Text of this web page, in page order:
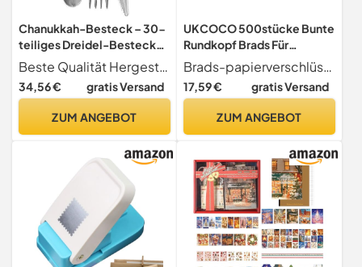
Chanukkah-Besteck – 30-
teiliges Dreidel-Besteck-
Set – Hanukkah-
Papierwaren – Silbergrau
Chanukah-Partyzubehör –
Messer
Beste Qualität Hergestellt aus hochwertigem Kunststoff, was letztendlich das beste Hannukah-Dreidel-Besteck macht.
34,56 € gratis Versand
ZUM ANGEBOT
UKCOCO 500stücke Bunte
Rundkopf Brads Für
Scrapbooking Und Basteln
Bastelhilfen Für Projekte
Kreative Kinderhobbys
Papierwaren
Brads-papierverschlüsse weit verbreitet in sammelalben, grußkarten, karten, fotoalben, jahrbüchern, blumenaccessoires, spielzeug, accessoires und papierprodukten sowie anderen heimwerkerarbeiten.
17,59 € gratis Versand
ZUM ANGEBOT